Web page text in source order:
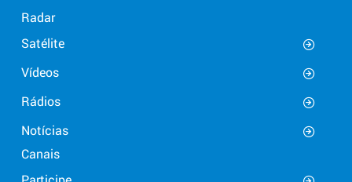
Radar
Satélite
Vídeos
Rádios
Notícias
Canais